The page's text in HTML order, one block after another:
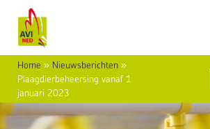
Home » Nieuwsberichten »
Plaagdierbeheersing vanaf 1
januari 2023